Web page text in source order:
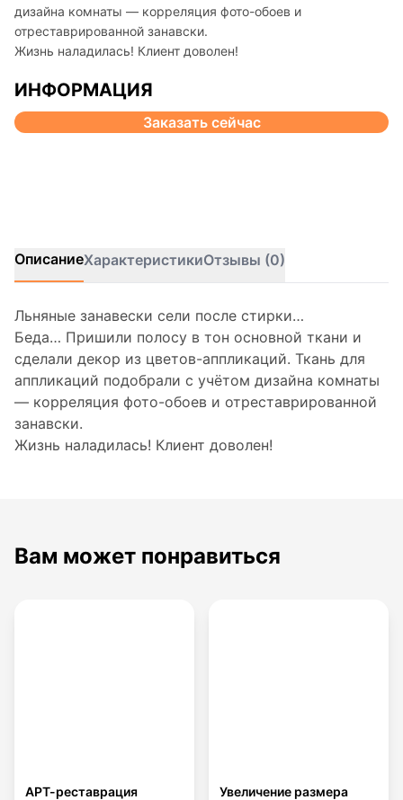
дизайна комнаты — корреляция фото-обоев и
отреставрированной занавски.
Жизнь наладилась! Клиент доволен!
ИНФОРМАЦИЯ
Заказать сейчас
ОписаниеХарактеристикиОтзывы (0)
Льняные занавески сели после стирки…
Беда… Пришили полосу в тон основной ткани и
сделали декор из цветов-аппликаций. Ткань для
аппликаций подобрали с учётом дизайна комнаты
— корреляция фото-обоев и отреставрированной
занавски.
Жизнь наладилась! Клиент доволен!
Вам может понравиться
АРТ-реставрация
Увеличение размера